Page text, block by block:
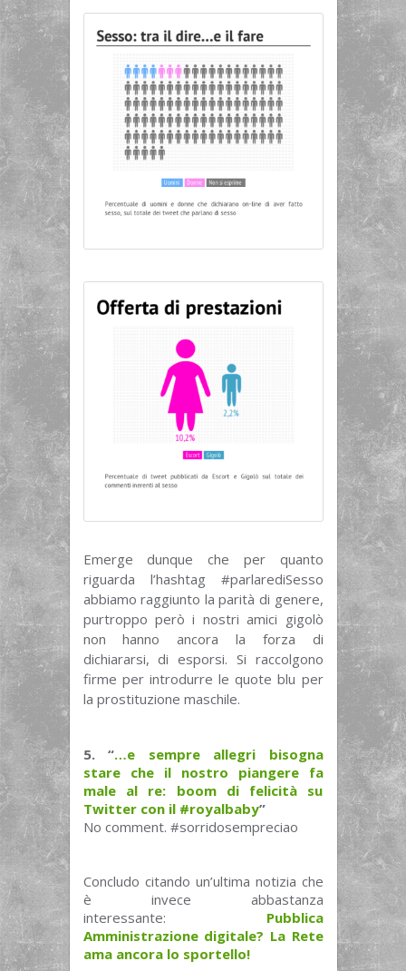
Emerge dunque che per quanto
riguarda l’hashtag #parlarediSesso
abbiamo raggiunto la parità di genere,
purtroppo però i nostri amici gigolò
non hanno ancora la forza di
dichiararsi, di esporsi. Si raccolgono
firme per introdurre le quote blu per
la prostituzione maschile.
5. “…e sempre allegri bisogna
stare che il nostro piangere fa
male al re: boom di felicità su
Twitter con il #royalbaby”
No comment. #sorridosempreciao
Concludo citando un’ultima notizia che
è invece abbastanza
interessante: Pubblica
Amministrazione digitale? La Rete
ama ancora lo sportello!